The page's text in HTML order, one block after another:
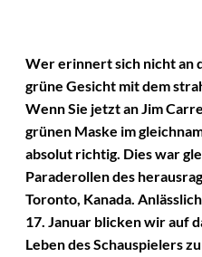
Wer erinnert sich nicht an
grüne Gesicht mit dem
Wenn Sie jetzt an Jim
grünen Maske im
absolut richtig. Dies war
Paraderollen des
Toronto, Kanada.
17. Januar blicken wir auf
Leben des Schauspielers